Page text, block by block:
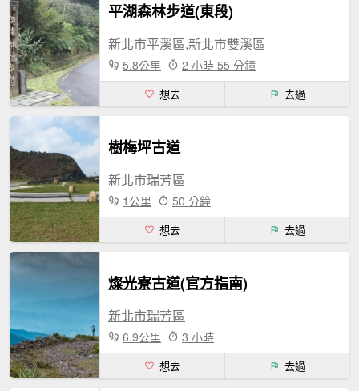
平湖森林步道(東段)
新北市平溪區,新北市雙溪區
5.8公里 2 小時 55 分鐘
想去 去過
樹梅坪古道
新北市瑞芳區
1公里 50 分鐘
想去 去過
燦光寮古道(官方指南)
新北市瑞芳區
6.9公里 3 小時
想去 去過